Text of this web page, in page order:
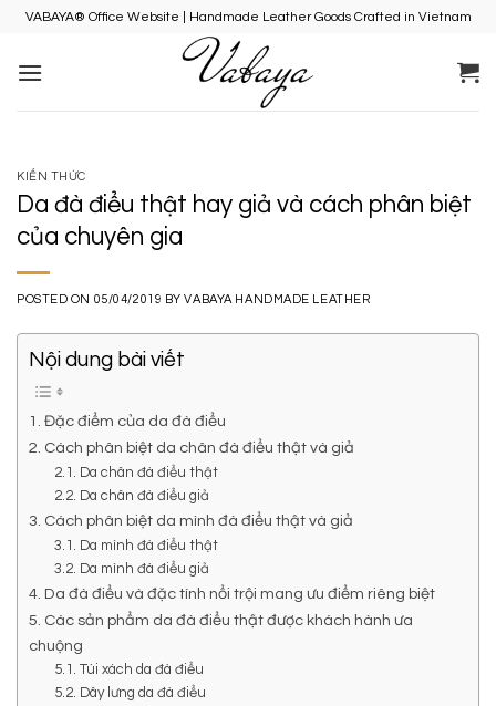
Skip
content
VABAYA® Office Website | Handmade Leather Goods Crafted in Vietnam
KIẾN THỨC
Da đà điểu thật hay giả và cách phân biệt
của chuyên gia
POSTED ON 05/04/2019 BYVABAYA HANDMADE LEATHER
Nội dung bài viết
1. Đặc điểm của da đà điểu
2. Cách phân biệt da chân đà điểu thật và giả
2.1. Da chân đà điểu thật
2.2. Da chân đà điểu giả
3. Cách phân biệt da mình đà điểu thật và giả
3.1. Da mình đà điểu thật
3.2. Da mình đà điểu giả
4. Da đà điểu và đặc tính nổi trội mang ưu điểm riêng biệt
5. Các sản phẩm da đà điểu thật được khách hành ưa
chuộng
5.1. Túi xách da đà điểu
5.2. Dây lưng da đà điểu